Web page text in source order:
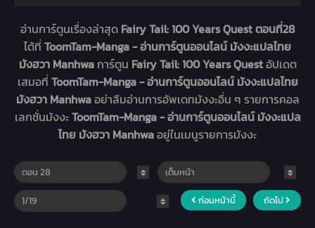
อ่านการ์ตูนเรื่องล่าสุด Fairy Tail: 100 Years Quest ตอนที่28
ได้ที่ ToomTam-Manga - อ่านการ์ตูนออนไลน์ มังงะแปลไทย
มังฮวา Manhwaการ์ตูน Fairy Tail: 100 Years Questอัปเดต
เสมอที่ ToomTam-Manga - อ่านการ์ตูนออนไลน์ มังงะแปลไทย
มังฮวา Manhwaอย่าลืมอ่านการอัพเดทมังงะอื่น ๆ รายการคอล
เลกชั่นมังงะToomTam-Manga - อ่านการ์ตูนออนไลน์ มังงะแปล
ไทย มังฮวา Manhwaอยู่ในเมนูรายการมังงะ
ก่อนหน้านี้ ถัดไป